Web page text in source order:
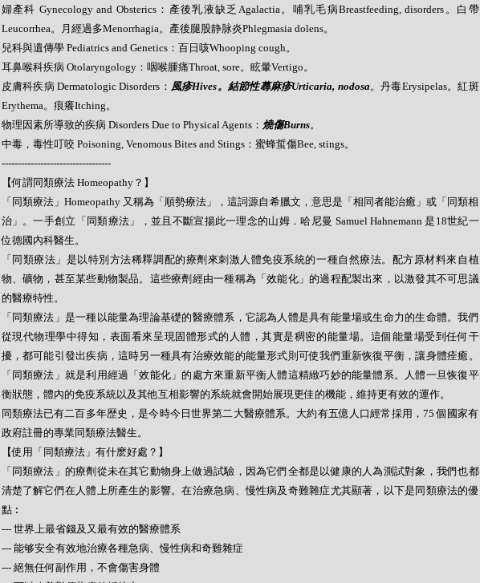
婦產科 Gynecology and Obsterics：產後乳液缺乏Agalactia。哺乳毛病Breastfeeding, disorders。白帶
Leucorrhea。月經過多Menorrhagia。產後腿股静脉炎Phlegmasia dolens。
兒科與遺傳學 Pediatrics and Genetics：百日咳Whooping cough。
耳鼻喉科疾病 Otolaryngology：咽喉腫痛Throat, sore。眩暈Vertigo。
皮膚科疾病 Dermatologic Disorders： 風疹Hives。結節性蕁麻疹Urticaria, nodosa。丹毒Erysipelas。紅斑
Erythema。痕癢Itching。
物理因素所導致的疾病 Disorders Due to Physical Agents： 燒傷Burns。
中毒，毒性叮咬 Poisoning, Venomous Bites and Stings：蜜蜂蜇傷Bee, stings。
----------------------------------
【何謂同類療法 Homeopathy？】
「同類療法」Homeopathy 又稱為「順勢療法」，這詞源自希臘文，意思是「相同者能治癒」或「同類相
治」。一手創立「同類療法」，並且不斷宣揚此一理念的山姆．哈尼曼 Samuel Hahnemann 是18世紀一
位德國內科醫生。
「同類療法」是以特別方法稀釋調配的療劑來刺激人體免疫系統的一種自然療法。配方原材料來自植
物、礦物，甚至某些動物製品。這些療劑經由一種稱為「效能化」的過程配製出來，以激發其不可思議
的醫療特性。
「同類療法」是一種以能量為理論基礎的醫療體系，它認為人體是具有能量場或生命力的生命體。我們
從現代物理學中得知，表面看來呈現固體形式的人體，其實是稠密的能量場。這個能量場受到任何干
擾，都可能引發出疾病，這時另一種具有治療效能的能量形式則可使我們重新恢復平衡，讓身體痊癒。
「同類療法」就是利用經過「效能化」的處方來重新平衡人體這精緻巧妙的能量體系。人體一旦恢復平
衡狀態，體內的免疫系統以及其他互相影響的系統就會開始展現更佳的機能，維持更有效的運作。
同類療法已有二百多年歴史，是今時今日世界第二大醫療體系。大約有五億人口經常採用，75 個國家有
政府註冊的專業同類療法醫生。
【使用「同類療法」有什麽好處？】
「同類療法」的療劑從未在其它動物身上做過試驗，因為它們全都是以健康的人為測試對象，我們也都
清楚了解它們在人體上所產生的影響。在治療急病、慢性病及奇難雜症尤其顯著，以下是同類療法的優
點︰
--- 世界上最省錢及又最有效的醫療體系
--- 能够安全有效地治療各種急病、慢性病和奇難雜症
--- 絕無任何副作用，不會傷害身體